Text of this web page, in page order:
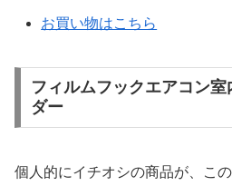
お買い物はこちら
フィルムフックエアコン
ダー
個人的にイチオシの商品が、こ